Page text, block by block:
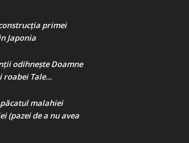
primei
Japonia
odihnește Doamne
roabei Tale…
malahiei
(pazei de a nu avea